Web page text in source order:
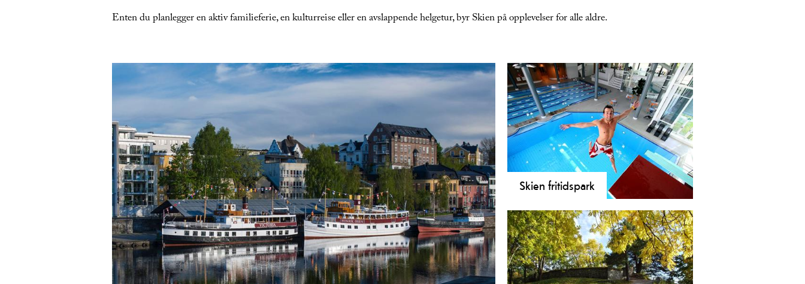
Enten du planlegger en aktiv familieferie, en kulturreise eller en avslappende helgetur, byr Skien på opplevelser for alle aldre.
Skien fritidspark
Skien fritidspark er et fantastisk anlegg
med aktiviteter for store og små i alle
aldre samt gjester med
funksjonsnedsettelser.